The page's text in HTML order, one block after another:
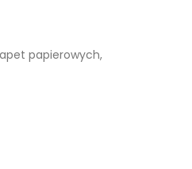
papierowych,